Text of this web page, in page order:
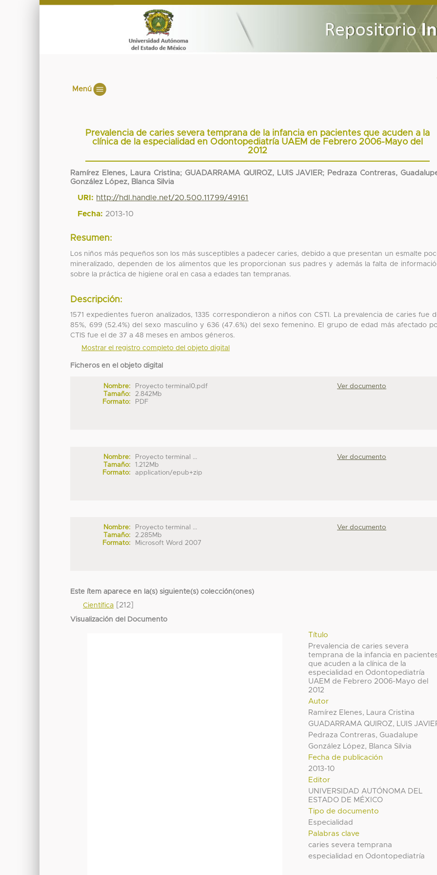
Menú
Prevalencia de caries severa temprana de la infancia en pacientes que acuden a la
clínica de la especialidad en Odontopediatría UAEM de Febrero 2006-Mayo del
2012
Ramírez Elenes, Laura Cristina; GUADARRAMA QUIROZ, LUIS JAVIER;
Pedraza Contreras,
González López, Blanca Silvia
URI: http://hdl.handle.net/20.500.11799/49161
Fecha: 2013-10
Resumen:
Los niños más pequeños son los más susceptibles a padecer caries, debido a que presentan un esmalte
mineralizado, dependen de los alimentos que les proporcionan sus padres y además la falta de
sobre la práctica de higiene oral en casa a edades tan tempranas.
Descripción:
1571 expedientes fueron analizados, 1335 correspondieron a niños con CSTI. La prevalencia de caries fue
85%, 699 (52.4%) del sexo masculino y 636 (47.6%) del sexo femenino. El grupo de edad más afectado
CTIS fue el de 37 a 48 meses en ambos géneros.
Mostrar el registro completo del objeto digital
Ficheros en el objeto digital
Nombre:
Proyecto terminal0.pdf
Tamaño:
2.842Mb
Formato:
PDF
Ver documento
Nombre:
Proyecto terminal ...
Tamaño:
1.212Mb
Formato:
application/epub+zip
Ver documento
Nombre:
Proyecto terminal ...
Tamaño:
2.285Mb
Formato:
Microsoft Word 2007
Ver documento
Este ítem aparece en la(s) siguiente(s) colección(ones)
Científica [212]
Visualización del Documento
Título
Prevalencia de caries severa
temprana de la infancia en
que acuden a la clínica de la
especialidad en Odontopediatría
UAEM de Febrero 2006-Mayo del
2012
Autor
Ramírez Elenes, Laura Cristina
GUADARRAMA QUIROZ, LUIS
Pedraza Contreras, Guadalupe
González López, Blanca Silvia
Fecha de publicación
2013-10
Editor
UNIVERSIDAD AUTÓNOMA DEL
ESTADO DE MÉXICO
Tipo de documento
Especialidad
Palabras clave
caries severa temprana
especialidad en Odontopediatría